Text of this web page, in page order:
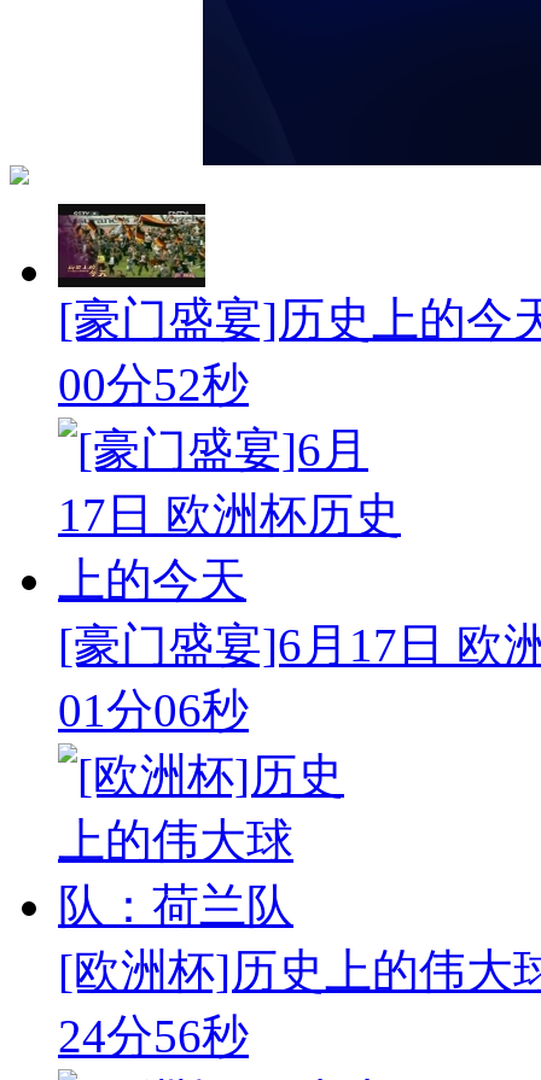
[豪门盛宴]历史上的今
00分52秒
[豪门盛宴]6月17日 欧
01分06秒
[欧洲杯]历史上的伟大
24分56秒